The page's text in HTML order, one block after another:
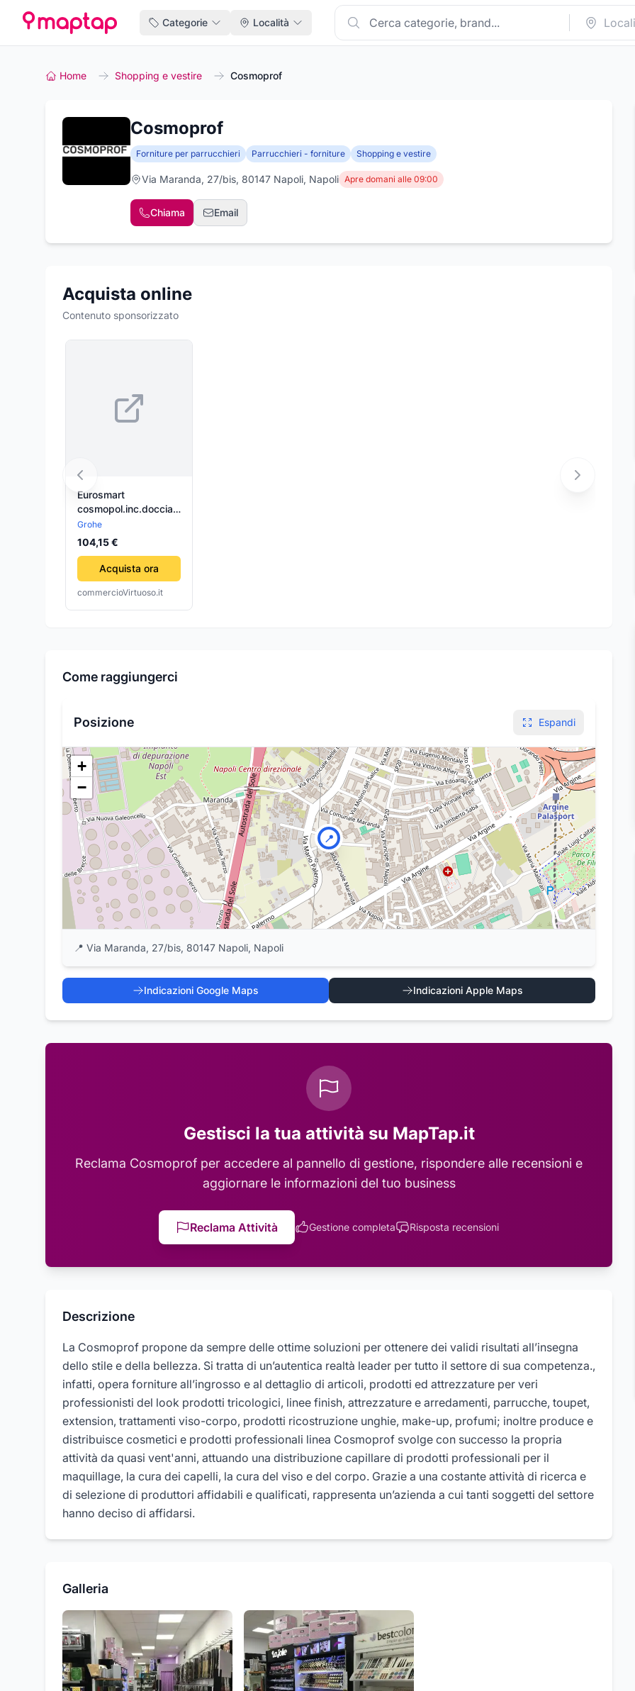
Categorie Località
Home Shopping e vestire Cosmoprof
Cosmoprof
Forniture per parrucchieri Parrucchieri - forniture Shopping e vestire
Via Maranda, 27/bis, 80147 Napoli, Napoli Apre domani alle 09:00
Chiama Email
Acquista online
Contenuto sponsorizzato
Eurosmart
cosmopol.inc.doccia
32880
Grohe
104,15 €
Acquista ora
commercioVirtuoso.it
Come raggiungerci
Posizione Espandi
📍
+
−
📍 Via Maranda, 27/bis, 80147 Napoli, Napoli
Indicazioni Google Maps Indicazioni Apple Maps
Gestisci la tua attività su MapTap.it
Reclama Cosmoprof per accedere al pannello di gestione, rispondere alle recensioni e
aggiornare le informazioni del tuo business
Reclama Attività Gestione completa Risposta recensioni
Descrizione
La Cosmoprof propone da sempre delle ottime soluzioni per ottenere dei validi risultati all’insegna
dello stile e della bellezza. Si tratta di un’autentica realtà leader per tutto il settore di sua competenza.,
infatti, opera forniture all’ingrosso e al dettaglio di articoli, prodotti ed attrezzature per veri
professionisti del look prodotti tricologici, linee finish, attrezzature e arredamenti, parrucche, toupet,
extension, trattamenti viso-corpo, prodotti ricostruzione unghie, make-up, profumi; inoltre produce e
distribuisce cosmetici e prodotti professionali linea Cosmoprof svolge con successo la propria
attività da quasi vent'anni, attuando una distribuzione capillare di prodotti professionali per il
maquillage, la cura dei capelli, la cura del viso e del corpo. Grazie a una costante attività di ricerca e
di selezione di produttori affidabili e qualificati, rappresenta un’azienda a cui tanti soggetti del settore
hanno deciso di affidarsi.
Galleria